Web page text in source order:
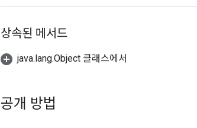
상속된 메서드
java.lang.Object 클래스에서
공개 방법